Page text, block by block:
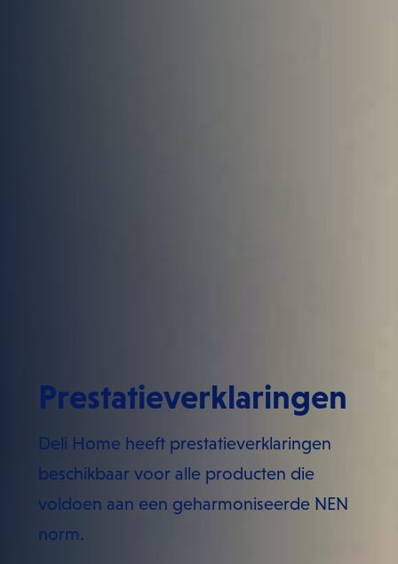
Prestatieverklaringen
Deli Home heeft prestatieverklaringen
beschikbaar voor alle producten die
voldoen aan een geharmoniseerde NEN
norm.